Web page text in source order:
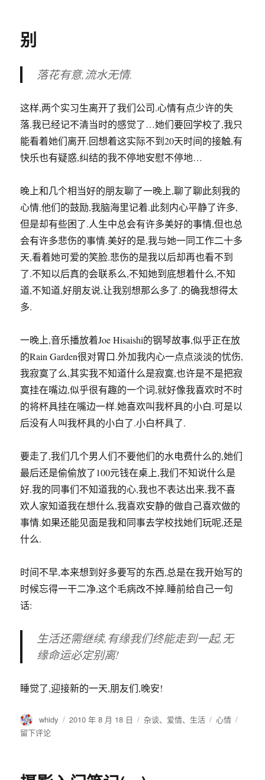
片
曝
问
题
(上)
落.我已经记不清当时的感觉了…她们要回学校了,我只
快乐也有疑惑,纠结的我不停地安慰不停地…
晚上和几个相当好的朋友聊了一晚上,聊了聊此刻我的
心情.他们的鼓励,我脑海里记着.此刻内心平静了许多,
但是却有些困了.人生中总会有许多美好的事情,但也总
会有许多悲伤的事情.美好的是,我与她一同工作二十多
了.不知以后真的会联系么,不知她到底想着什么,不知
道,不知道,好朋友说,让我别想那么多了.的确我想得太
多.
一晚上,音乐播放着Joe Hisaishi的钢琴故事,似乎正在放
的Rain Garden很对胃口.外加我内心一点点淡淡的忧伤,
我寂寞了么,其实我不知道什么是寂寞,也许是不是把寂
寞挂在嘴边,似乎很有趣的一个词,就好像我喜欢时不时
后没有人叫我杯具的小白了.小白杯具了.
要走了,我们几个男人们不要他们的水电费什么的,她们
最后还是偷偷放了100元钱在桌上,我们不知说什么是
好.我的同事们不知道我的心,我也不表达出来,我不喜
欢人家知道我在想什么,我喜欢安静的做自己喜欢做的
什么.
时间不早,本来想到好多要写的东西,总是在我开始写的
时候忘得一干二净,这个毛病改不掉.睡前给自己一句
话:
缘命运必定别离!
睡觉了,迎接新的一天,朋友们,晚安!
作
者
whidy
发
布
于
2010 年 8 月 18 日
分
杂谈、爱情、生活
标
心情
留下评论
摄影入门笔记(一)
因为是这个主题的第一篇,先唠叨一下: